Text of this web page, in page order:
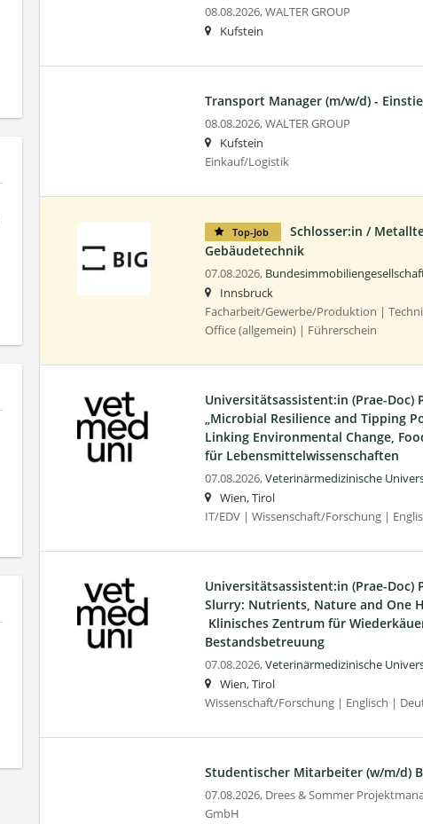
08.08.2026,WALTER GROUP
Kufstein
Transport Manager (m/w/d) -
08.08.2026,WALTER GROUP
Kufstein
Einkauf/Logistik
Top-Job
Schlosser:in /
Gebäudetechnik
07.08.2026,
Innsbruck
Facharbeit/Gewerbe/Produktion |
Office (allgemein) | Führerschein
Universitätsassistent:in (Prae-Doc)
„Microbial Resilience and Tipping
Linking Environmental Change,
für Lebensmittelwissenschaften
07.08.2026,Veterinärmedizinische
Wien, Tirol
IT/EDV | Wissenschaft/Forschung |
Universitätsassistent:in (Prae-Doc)
Slurry: Nutrients, Nature and One
Klinisches Zentrum für
Bestandsbetreuung
07.08.2026,Veterinärmedizinische
Wien, Tirol
Wissenschaft/Forschung | Englisch |
Studentischer Mitarbeiter (w/m/d)
07.08.2026, Drees & Sommer
GmbH